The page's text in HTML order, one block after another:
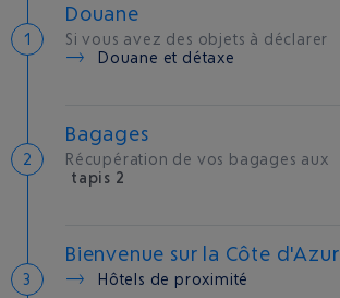
Douane
Si vous avez des objets à déclarer
Douane et détaxe
Bagages
Récupération de vos bagages aux
tapis 2
Bienvenue sur la Côte d'Azur
Hôtels de proximité